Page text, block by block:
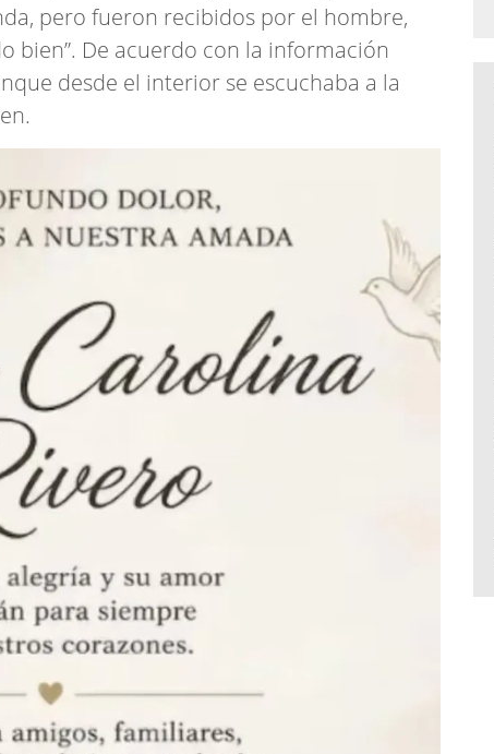
pero fueron recibidos por el hombre,
bien”. De acuerdo con la información
desde el interior se escuchaba a la